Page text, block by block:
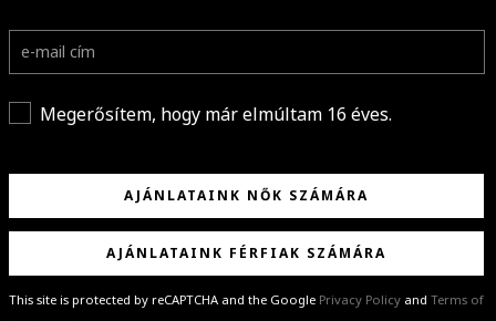
Megerősítem, hogy már elmúltam 16 éves.
AJÁNLATAINK NŐK SZÁMÁRA
AJÁNLATAINK FÉRFIAK SZÁMÁRA
This site is protected by reCAPTCHA and the Google Privacy Policy and Terms of